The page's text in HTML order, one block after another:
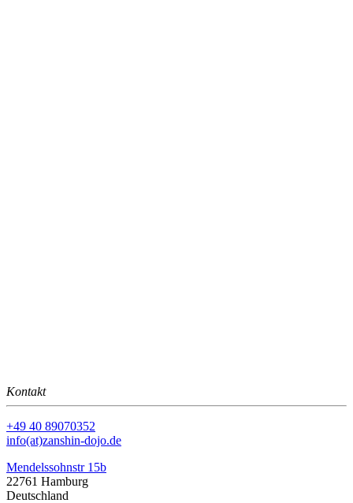
Kontakt
+49 40 89070352
info(at)zanshin-dojo.de
Mendelssohnstr 15b
22761 Hamburg
Deutschland